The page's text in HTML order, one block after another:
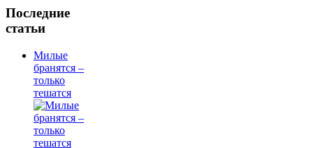
Последние
статьи
Милые
бранятся –
только
тешатся